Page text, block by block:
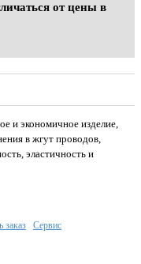
от цены в
и экономичное изделие,
в жгут проводов,
эластичность и
заказ Сервис